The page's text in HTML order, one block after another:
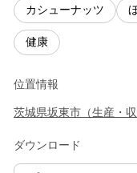
カシューナッツ
健康
位置情報
茨城県坂東市 （生産・
ダウンロード